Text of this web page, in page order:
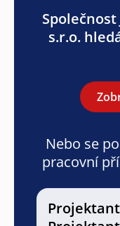
s.r.o.
Nebo se
pracovní